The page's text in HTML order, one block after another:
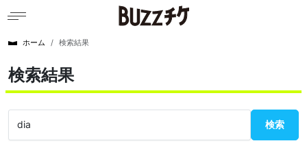
ホーム 検索結果
検索結果
検索